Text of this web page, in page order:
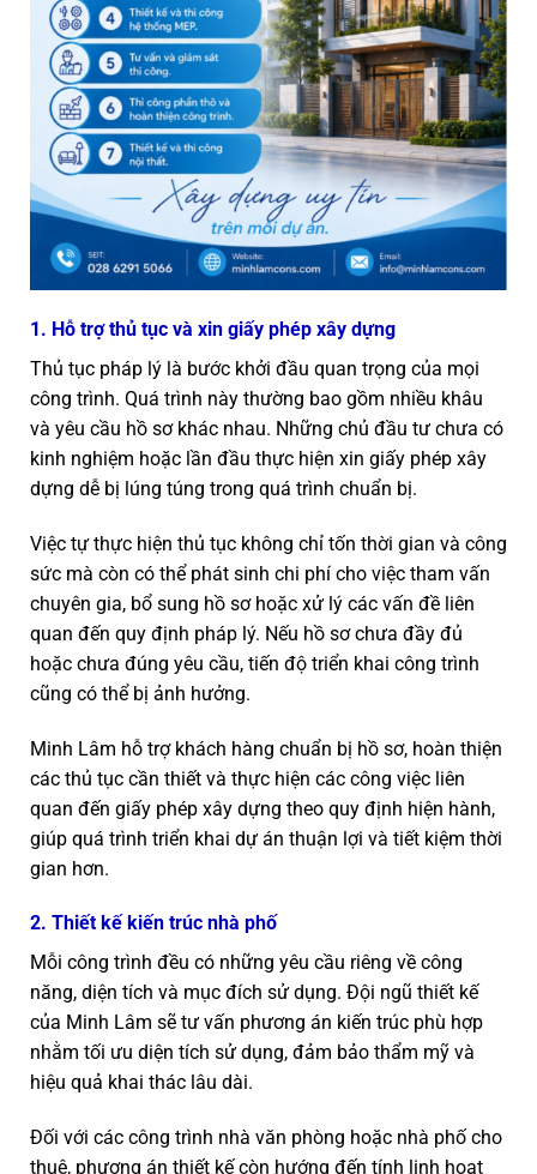
1. Hỗ trợ thủ tục và xin giấy phép xây dựng
Thủ tục pháp lý là bước khởi đầu quan trọng của mọi
công trình. Quá trình này thường bao gồm nhiều khâu
và yêu cầu hồ sơ khác nhau. Những chủ đầu tư chưa có
kinh nghiệm hoặc lần đầu thực hiện xin giấy phép xây
dựng dễ bị lúng túng trong quá trình chuẩn bị.
Việc tự thực hiện thủ tục không chỉ tốn thời gian và công
sức mà còn có thể phát sinh chi phí cho việc tham vấn
chuyên gia, bổ sung hồ sơ hoặc xử lý các vấn đề liên
quan đến quy định pháp lý. Nếu hồ sơ chưa đầy đủ
hoặc chưa đúng yêu cầu, tiến độ triển khai công trình
cũng có thể bị ảnh hưởng.
Minh Lâm hỗ trợ khách hàng chuẩn bị hồ sơ, hoàn thiện
các thủ tục cần thiết và thực hiện các công việc liên
quan đến giấy phép xây dựng theo quy định hiện hành,
giúp quá trình triển khai dự án thuận lợi và tiết kiệm thời
gian hơn.
2. Thiết kế kiến trúc nhà phố
Mỗi công trình đều có những yêu cầu riêng về công
năng, diện tích và mục đích sử dụng. Đội ngũ thiết kế
của Minh Lâm sẽ tư vấn phương án kiến trúc phù hợp
nhằm tối ưu diện tích sử dụng, đảm bảo thẩm mỹ và
hiệu quả khai thác lâu dài.
Đối với các công trình nhà văn phòng hoặc nhà phố cho
thuê, phương án thiết kế còn hướng đến tính linh hoạt